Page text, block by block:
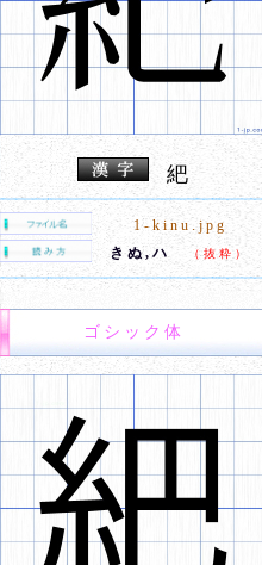
紦
1-kinu.jpg
きぬ,ハ
（抜粋）
ゴシック体